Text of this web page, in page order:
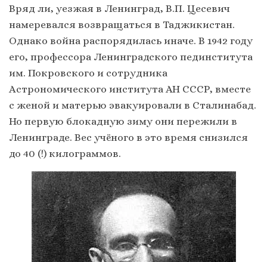
Вряд ли, уезжая в Ленинград, В.П. Цесевич
намеревался возвращаться в Таджикистан.
Однако война распорядилась иначе. В 1942 году
его, профессора Ленинградского пединститута
им. Покровского и сотрудника
Астрономического института АН СССР, вместе
с женой и матерью эвакуировали в Сталинабад.
Но первую блокадную зиму они пережили в
Ленинграде. Вес учёного в это время снизился
до 40 (!) килограммов.